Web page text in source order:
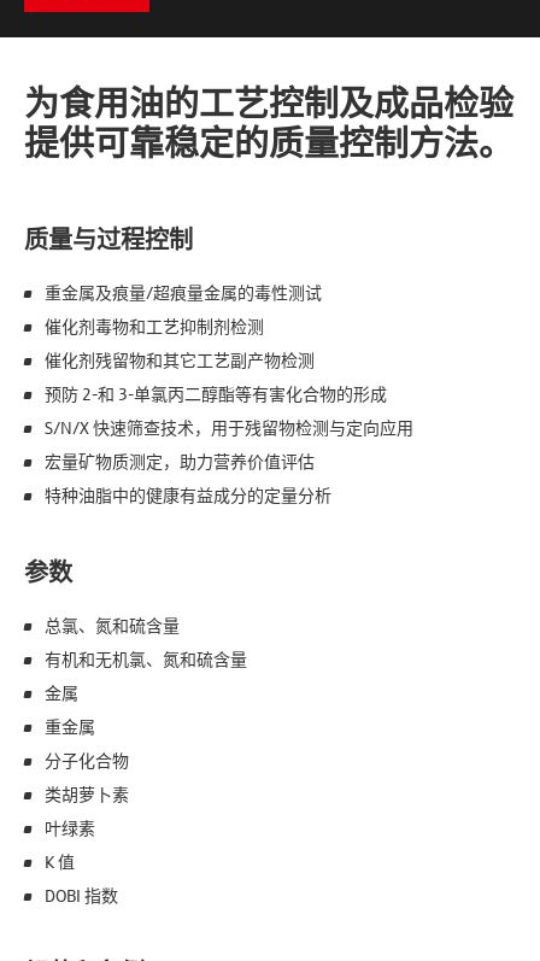
为食用油的工艺控制及成品检验
提供可靠稳定的质量控制方法。
质量与过程控制
重金属及痕量/超痕量金属的毒性测试
催化剂毒物和工艺抑制剂检测
催化剂残留物和其它工艺副产物检测
预防 2-和 3-单氯丙二醇酯等有害化合物的形成
S/N/X 快速筛查技术，用于残留物检测与定向应用
宏量矿物质测定，助力营养价值评估
特种油脂中的健康有益成分的定量分析
参数
总氯、氮和硫含量
有机和无机氯、氮和硫含量
金属
重金属
分子化合物
类胡萝卜素
叶绿素
K 值
DOBI 指数